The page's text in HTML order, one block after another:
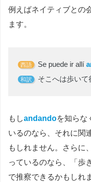
例えばネイティブとの
ます。
西語 Se puede ir allí
和訳 そこへは歩いて
もしandandoを知らな
いるのなら、それに関
もしれません。さらに、
っているのなら、「歩
で推察できるかもしれ